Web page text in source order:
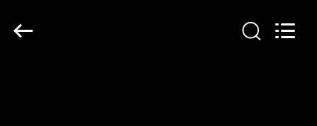
Copyright